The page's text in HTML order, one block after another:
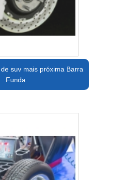
suv mais próxima Barra
Funda